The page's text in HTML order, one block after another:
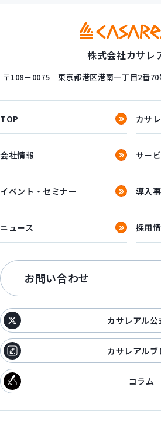
株式会社カサレ
〒108－0075 東京都港区港南一丁目2番70
TOP カサ
会社情報 サー
イベント・セミナー 導入
ニュース 採用
お問い合わせ
カサレアル公
カサレアルブ
コラム